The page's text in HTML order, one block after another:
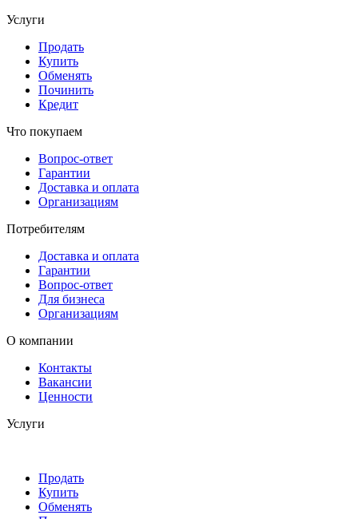
Услуги
Продать
Купить
Обменять
Починить
Кредит
Что покупаем
Вопрос-ответ
Гарантии
Доставка и оплата
Организациям
Потребителям
Доставка и оплата
Гарантии
Вопрос-ответ
Для бизнеса
Организациям
О компании
Контакты
Вакансии
Ценности
Услуги
Продать
Купить
Обменять